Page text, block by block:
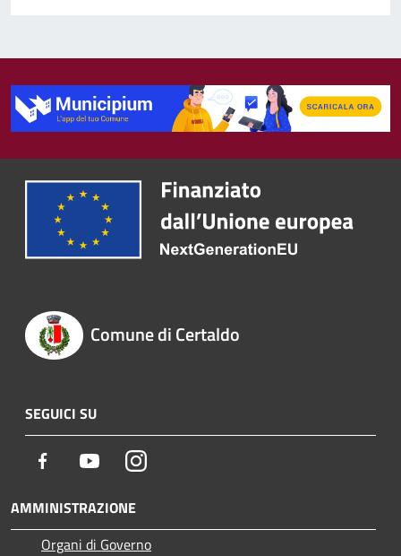
Comune di Certaldo
SEGUICI SU
Facebook YoutubeInstagram
AMMINISTRAZIONE
Organi di Governo